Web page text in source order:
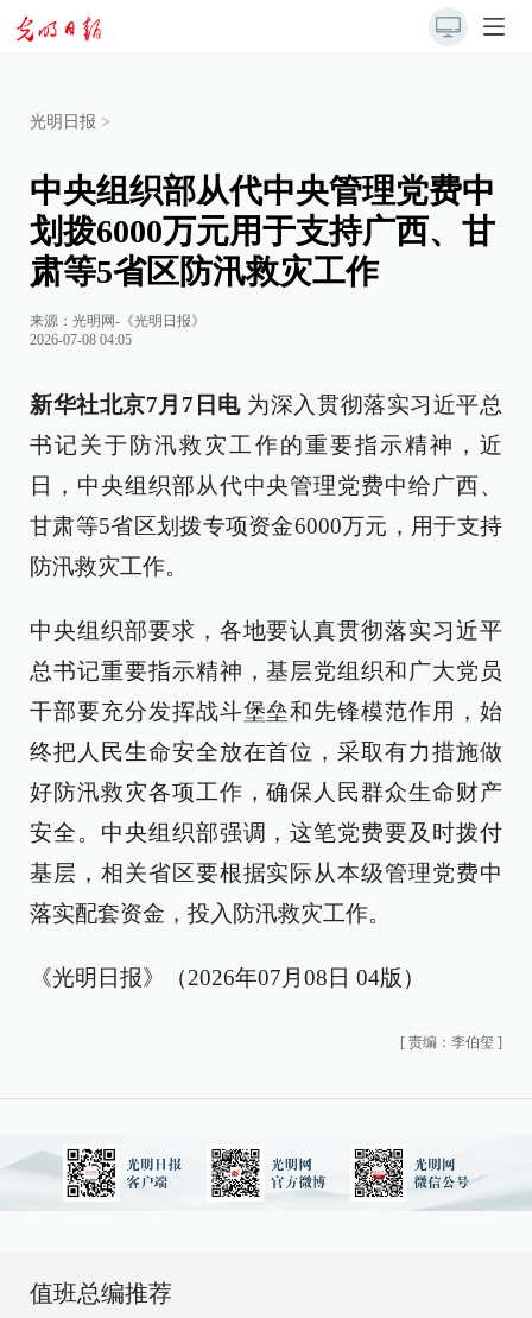
光明日报 >
中央组织部从代中央管理党费中
划拨6000万元用于支持广西、甘
肃等5省区防汛救灾工作
来源： 光明网-《光明日报》
2026-07-08 04:05
新华社北京7月7日电 为深入贯彻落实习近平总
书记关于防汛救灾工作的重要指示精神，近
日，中央组织部从代中央管理党费中给广西、
甘肃等5省区划拨专项资金6000万元，用于支持
防汛救灾工作。
中央组织部要求，各地要认真贯彻落实习近平
总书记重要指示精神，基层党组织和广大党员
干部要充分发挥战斗堡垒和先锋模范作用，始
终把人民生命安全放在首位，采取有力措施做
好防汛救灾各项工作，确保人民群众生命财产
安全。中央组织部强调，这笔党费要及时拨付
基层，相关省区要根据实际从本级管理党费中
落实配套资金，投入防汛救灾工作。
《光明日报》（2026年07月08日 04版）
[ 责编：李伯玺 ]
值班总编推荐